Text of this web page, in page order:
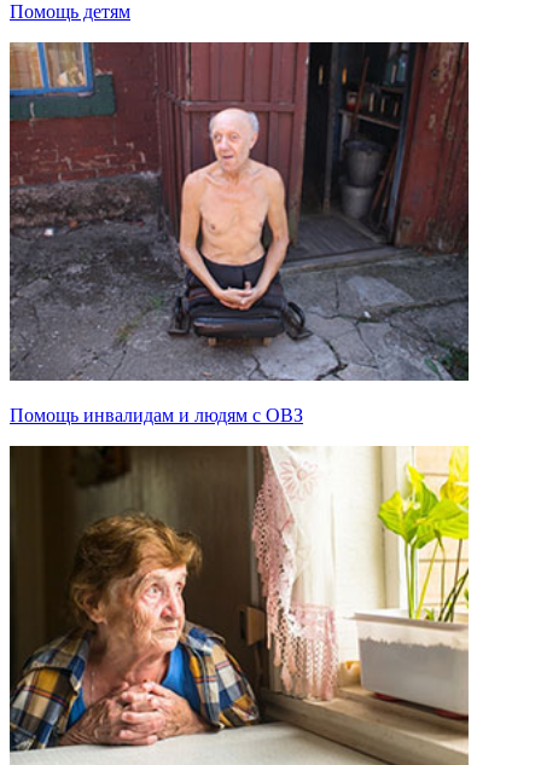
Помощь детям
Помощь инвалидам и людям с ОВЗ